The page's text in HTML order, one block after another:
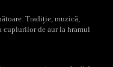
Tradiție, muzică,
cuplurilor de aur la hramul